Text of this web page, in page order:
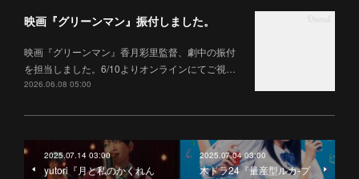
映画『グリーンマン』振付しました。
映画『グリーンマン』香月彩里監督、劇中の振付
を担当しました。6/10よりオンラインにてご視…
2026.06.08 05:00
2025.07.14 03:00
yutori『月と私のかくれん
2025.07.04 03:00
木ドラ24『量産型ルカ-プ